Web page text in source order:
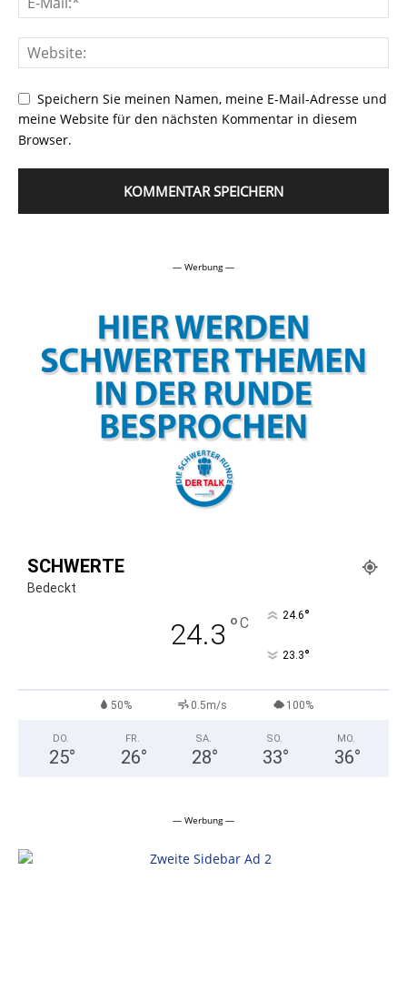
Speichern Sie meinen Namen, meine E-Mail-Adresse und
meine Website für den nächsten Kommentar in diesem
Browser.
— Werbung —
SCHWERTE
Bedeckt
24.3 °C 24.6°
23.3°
50% 0.5m/s 100%
DO.
25°
FR.
26°
SA.
28°
SO.
33°
MO.
36°
— Werbung —